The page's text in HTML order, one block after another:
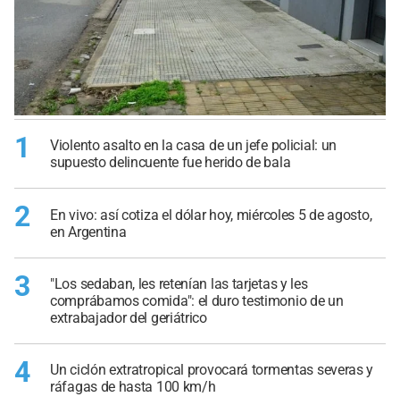
1
Violento asalto en la casa de un jefe policial: un
supuesto delincuente fue herido de bala
2
En vivo: así cotiza el dólar hoy, miércoles 5 de agosto,
en Argentina
3
"Los sedaban, les retenían las tarjetas y les
comprábamos comida": el duro testimonio de un
extrabajador del geriátrico
4
Un ciclón extratropical provocará tormentas severas y
ráfagas de hasta 100 km/h